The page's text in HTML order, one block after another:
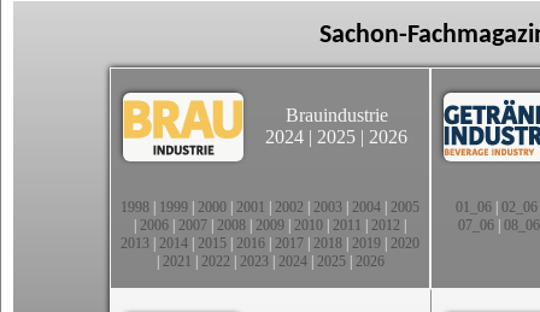
Sachon-
Brauindustrie
2024 | 2025 | 2026
1998 1999 2000 2001 2002 2003 2004 2005
2006 2007 2008 2009 2010 2011 2012
2013 2014 2015 2016 2017 2018 2019 2020
2021 2022 2023| 2024| 2025| 2026
01_06| 02_06
07_06 08_06